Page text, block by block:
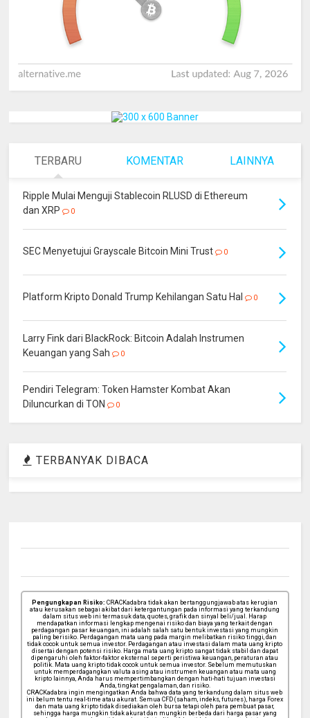
TERBARU KOMENTAR LAINNYA
Ripple Mulai Menguji Stablecoin RLUSD di Ethereum
dan XRP
0
SEC Menyetujui Grayscale Bitcoin Mini Trust 0
Platform Kripto Donald Trump Kehilangan Satu Hal 0
Larry Fink dari BlackRock: Bitcoin Adalah Instrumen
Keuangan yang Sah
0
Pendiri Telegram: Token Hamster Kombat Akan
Diluncurkan di TON
0
TERBANYAK DIBACA
Pengungkapan Risiko: CRACKadabra tidak akan bertanggungjawab atas kerugian
atau kerusakan sebagai akibat dari ketergantungan pada informasi yang terkandung
dalam situs web ini termasuk data, quotes, grafik dan sinyal beli/jual. Harap
mendapatkan informasi lengkap mengenai risiko dan biaya yang terkait dengan
perdagangan pasar keuangan, ini adalah salah satu bentuk investasi yang mungkin
paling berisiko. Perdagangan mata uang pada margin melibatkan risiko tinggi, dan
tidak cocok untuk semua investor. Perdagangan atau investasi dalam mata uang kripto
disertai dengan potensi risiko. Harga mata uang kripto sangat tidak stabil dan dapat
dipengaruhi oleh faktor-faktor eksternal seperti peristiwa keuangan, peraturan atau
politik. Mata uang kripto tidak cocok untuk semua investor. Sebelum memutuskan
untuk memperdagangkan valuta asing atau instrumen keuangan atau mata uang
kripto lainnya, Anda harus mempertimbangkan dengan hati-hati tujuan investasi
Anda, tingkat pengalaman, dan risiko.
CRACKadabra ingin mengingatkan Anda bahwa data yang terkandung dalam situs web
ini belum tentu real-time atau akurat. Semua CFD (saham, indeks, futures), harga Forex
dan mata uang kripto tidak disediakan oleh bursa tetapi oleh para pembuat pasar,
sehingga harga mungkin tidak akurat dan mungkin berbeda dari harga pasar yang